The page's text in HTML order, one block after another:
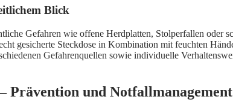
Blick
Gefahren wie offene Herdplatten, Stolperfallen oder
gesicherte Steckdose in Kombination mit feuchten
Gefahrenquellen sowie individuelle
Prävention und